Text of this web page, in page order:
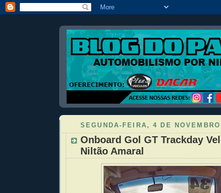
SEGUNDA-FEIRA, 4 DE
Onboard Gol GT Trackday
Niltão Amaral